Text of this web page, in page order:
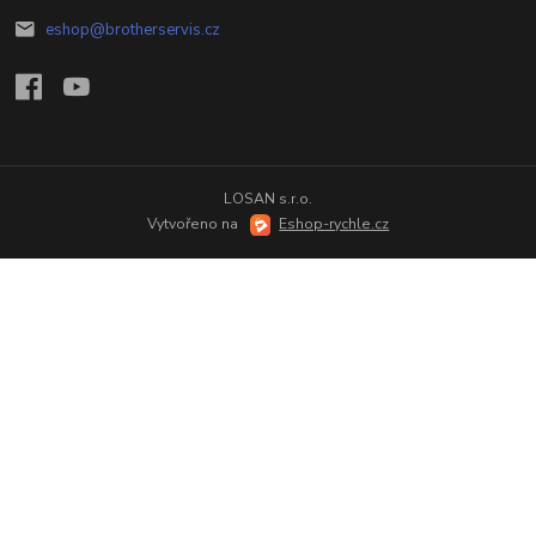
eshop@brotherservis.cz
LOSAN s.r.o.
Vytvořeno na
Eshop-rychle.cz